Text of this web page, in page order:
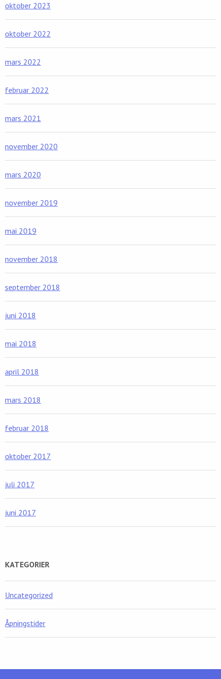
oktober 2023
oktober 2022
mars 2022
februar 2022
mars 2021
november 2020
mars 2020
november 2019
mai 2019
november 2018
september 2018
juni 2018
mai 2018
april 2018
mars 2018
februar 2018
oktober 2017
juli 2017
juni 2017
KATEGORIER
Uncategorized
Åpningstider